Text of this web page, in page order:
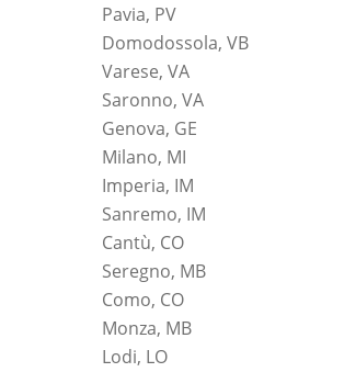
Pavia, PV
Domodossola, VB
Varese, VA
Saronno, VA
Genova, GE
Milano, MI
Imperia, IM
Sanremo, IM
Cantù, CO
Seregno, MB
Como, CO
Monza, MB
Lodi, LO